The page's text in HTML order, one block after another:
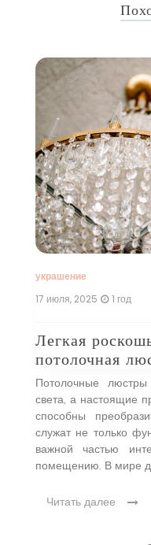
украшение
17 июля, 2025 1 год
Легкая
потолочная
Потолочные
света, а настоящие
способны
служат не только
важной частью
помещению. В мире
Читать далее